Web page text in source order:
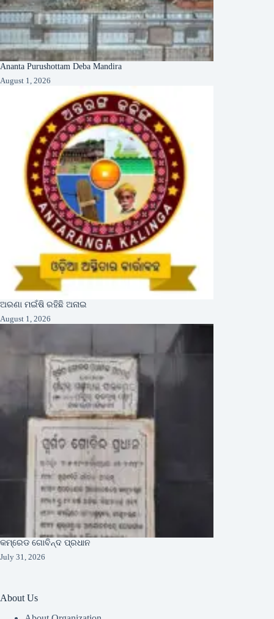
Ananta Purushottam Deba Mandira
August 1, 2026
ଅରଣା ମଇଁଷି ରହିଛି ଅନାଇ
August 1, 2026
କମ୍ରେଡ ଗୋବିନ୍ଦ ପ୍ରଧାନ
July 31, 2026
About Us